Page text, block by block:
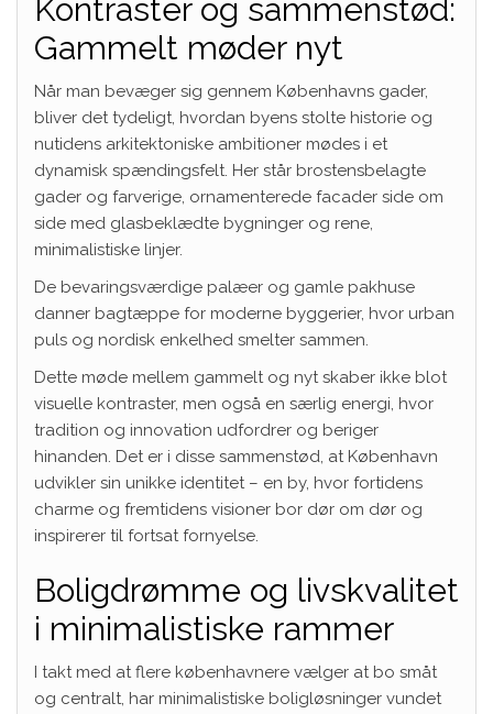
Kontraster og sammenstød:
Gammelt møder nyt
Når man bevæger sig gennem Københavns gader,
bliver det tydeligt, hvordan byens stolte historie og
nutidens arkitektoniske ambitioner mødes i et
dynamisk spændingsfelt. Her står brostensbelagte
gader og farverige, ornamenterede facader side om
side med glasbeklædte bygninger og rene,
minimalistiske linjer.
De bevaringsværdige palæer og gamle pakhuse
danner bagtæppe for moderne byggerier, hvor urban
puls og nordisk enkelhed smelter sammen.
Dette møde mellem gammelt og nyt skaber ikke blot
visuelle kontraster, men også en særlig energi, hvor
tradition og innovation udfordrer og beriger
hinanden. Det er i disse sammenstød, at København
udvikler sin unikke identitet – en by, hvor fortidens
charme og fremtidens visioner bor dør om dør og
inspirerer til fortsat fornyelse.
Boligdrømme og livskvalitet
i minimalistiske rammer
I takt med at flere københavnere vælger at bo småt
og centralt, har minimalistiske boligløsninger vundet